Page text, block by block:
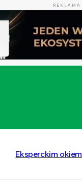
REKLAMA
Eksperckim okiem